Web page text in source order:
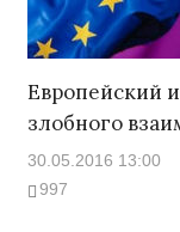
Европейский
злобного
30.05.2016 13:00
997